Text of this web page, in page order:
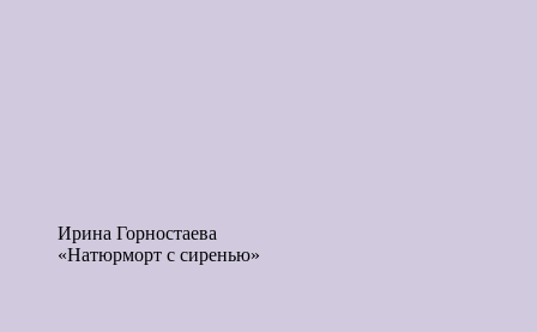
Ирина Горностаева
«Натюрморт с сиренью»